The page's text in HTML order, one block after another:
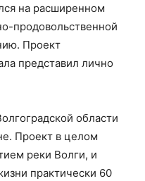
на расширенном
продовольственной
Проект
представил лично
области
Проект в целом
реки Волги, и
практически 60